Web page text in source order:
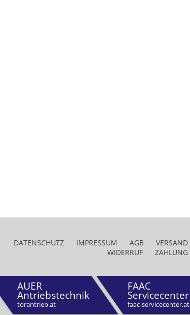
DATENSCHUTZ IMPRESSUM AGB
VERSAND
WIDERRUF
ZAHLUNG
AUER
Antriebstechnik
torantrieb.at
FAAC
Servicecenter
faac-servicecenter.at